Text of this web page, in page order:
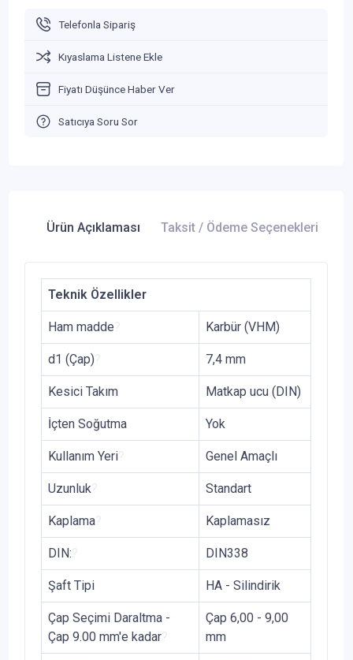
Telefonla Sipariş
Kıyaslama Listene Ekle
Fiyatı Düşünce Haber Ver
Satıcıya Soru Sor
Ürün Açıklaması Taksit / Ödeme Seçenekleri
Teknik Özellikler
Ham madde Karbür (VHM)
d1 (Çap) 7,4 mm
Kesici Takım Matkap ucu (DIN)
İçten Soğutma Yok
Kullanım Yeri Genel Amaçlı
Uzunluk Standart
Kaplama Kaplamasız
DIN: DIN338
Şaft Tipi HA - Silindirik
Çap Seçimi Daraltma -
Çap 9.00 mm'e kadar
Çap 6,00 - 9,00
mm